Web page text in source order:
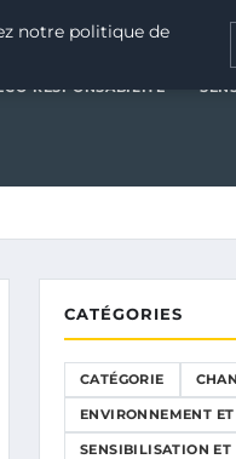
ET ÉCO-
RESPONSABILITÉ
CATÉGORIES
CATÉGORIE
ENVIRONNEMENT
SENSIBILISATION ET
notre politique de